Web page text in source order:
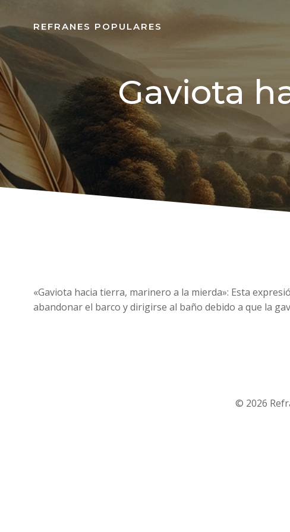
REFRANES POPULARES
Gaviota
«Gaviota hacia tierra, marinero a la mierda»: Esta
abandonar el barco y dirigirse al baño debido a que la
© 2026